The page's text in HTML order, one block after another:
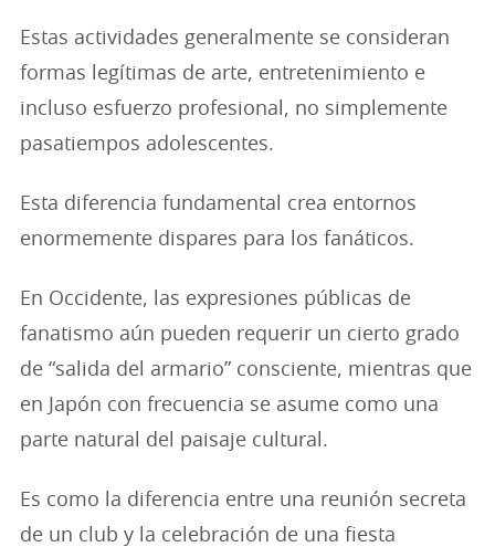
Estas actividades generalmente se consideran
formas legítimas de arte, entretenimiento e
incluso esfuerzo profesional, no simplemente
pasatiempos adolescentes.
Esta diferencia fundamental crea entornos
enormemente dispares para los fanáticos.
En Occidente, las expresiones públicas de
fanatismo aún pueden requerir un cierto grado
de “salida del armario” consciente, mientras que
en Japón con frecuencia se asume como una
parte natural del paisaje cultural.
Es como la diferencia entre una reunión secreta
de un club y la celebración de una fiesta